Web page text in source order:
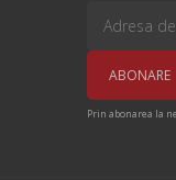
Prin abonarea la